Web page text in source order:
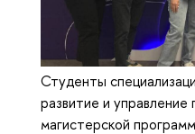
Студенты
развитие и
магистерской